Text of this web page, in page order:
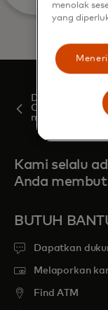
Dari wawasan
Comcast
meningkatkan
Kami selalu
Anda
BUTUH
Dapatkan
Melaporkan
Find ATM
menolak
yang